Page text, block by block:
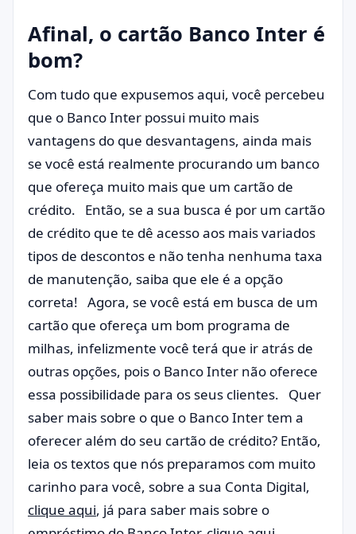
Afinal, o cartão Banco Inter é
bom?
Com tudo que expusemos aqui, você percebeu
que o Banco Inter possui muito mais
vantagens do que desvantagens, ainda mais
se você está realmente procurando um banco
que ofereça muito mais que um cartão de
crédito. Então, se a sua busca é por um cartão
de crédito que te dê acesso aos mais variados
tipos de descontos e não tenha nenhuma taxa
de manutenção, saiba que ele é a opção
correta! Agora, se você está em busca de um
cartão que ofereça um bom programa de
milhas, infelizmente você terá que ir atrás de
outras opções, pois o Banco Inter não oferece
essa possibilidade para os seus clientes. Quer
saber mais sobre o que o Banco Inter tem a
oferecer além do seu cartão de crédito? Então,
leia os textos que nós preparamos com muito
carinho para você, sobre a sua Conta Digital,
clique aqui, já para saber mais sobre o